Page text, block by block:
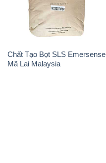
Chất Tạo Bọt SLS Emersense
Mã Lai Malaysia